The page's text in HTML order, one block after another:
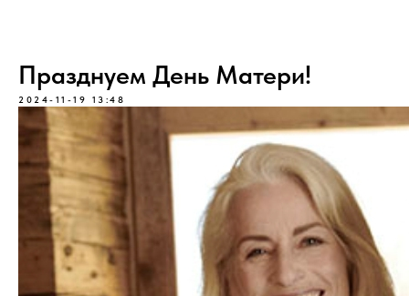
Празднуем День Матери!
2024-11-19 13:48